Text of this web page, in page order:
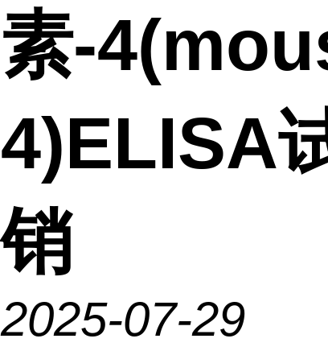
素-
4)ELISA
销
2025-07-29